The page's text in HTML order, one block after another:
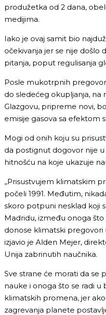
produžetka od 2 dana,
medijima.
Iako je ovaj samit bio
očekivanja jer se nije došlo
pitanja, poput regulisanja
Posle mukotrpnih
do sledećeg okupljanja, na
Glazgovu, pripreme novi,
emisije gasova sa efektom
Mogi od onih koju su
da postignut dogovor nije
hitnošću na koje ukazuje
,,Prisustvujem klimatskim
počeli 1991. Međutim,
skoro potpuni nesklad koji
Madridu, između onoga
donose klimatski pregovori
izjavio je Alden Mejer,
Unija zabrinutih naučnika.
Sve strane će morati da se
nauke i onoga što se radi
klimatskih promena, jer
zagrevanja planete